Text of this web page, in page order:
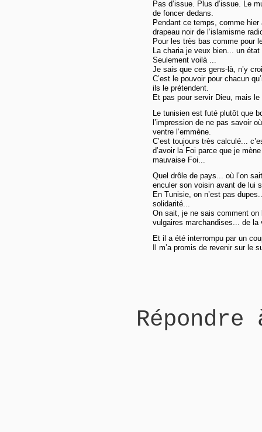
Pas d’issue. Plus d’issue. Le
de foncer dedans.
Pendant ce temps, comme
drapeau noir de l’islamisme
Pour les très bas comme pour
La charia je veux bien... un
Seulement voilà ...
Je sais que ces gens-là, n’y
C’est le pouvoir pour chacun
ils le prétendent.
Et pas pour servir Dieu, mais
Le tunisien est futé plutôt que
l’impression de ne pas savoir
ventre l’emmène.
C’est toujours très calculé...
d’avoir la Foi parce que je
mauvaise Foi...
Quel drôle de pays... où l’on
enculer son voisin avant de lui
En Tunisie, on n’est pas
solidarité...
On sait, je ne sais comment
vulgaires marchandises... de la
Et il a été interrompu par un
Il m’a promis de revenir sur le